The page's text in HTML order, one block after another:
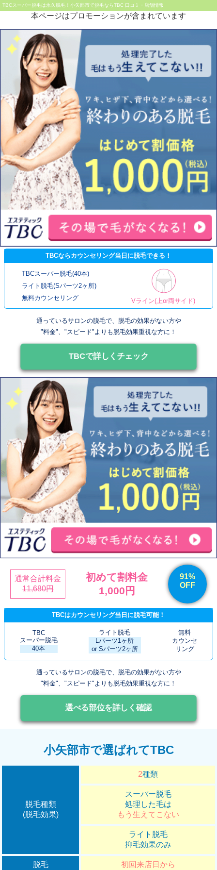
TBCスーパー脱毛は永久脱毛！小矢部市で脱毛ならTBC 口コミ・店舗情報
本ページはプロモーションが含まれています
TBCならカウンセリング当日に脱毛できる！
TBCスーパー脱毛(40本)
ライト脱毛(Sパーツ2ヶ所)
無料カウンセリング
Vライン(上or両サイド)
通っているサロンの脱毛で、脱毛の効果がない方や
"料金"、"スピード"よりも脱毛効果重視な方に！
TBCで詳しくチェック
通常合計料金
11,680円
初めて割料金
1,000円
91%
OFF
TBCはカウンセリング当日に脱毛可能！
TBC
スーパー脱毛
40本
ライト脱毛
Lパーツ1ヶ所
or Sパーツ2ヶ所
無料
カウンセ
リング
通っているサロンの脱毛で、脱毛の効果がない方や
"料金"、"スピード"よりも脱毛効果重視な方に！
選べる部位を詳しく確認
小矢部市で選ばれてTBC
脱毛種類
(脱毛効果)
2種類
スーパー脱毛
処理した毛は
もう生えてこない
ライト脱毛
抑毛効果のみ
脱毛 初回来店日から